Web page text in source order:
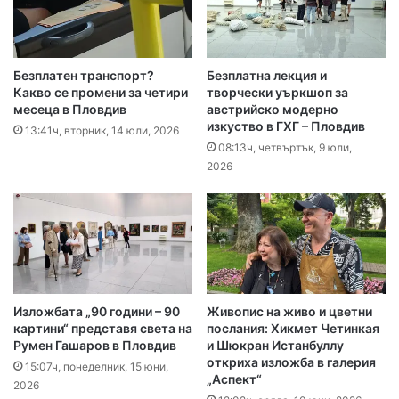
Безплатен транспорт?
Какво се промени за четири
месеца в Пловдив
13:41ч, вторник, 14 юли, 2026
Безплатна лекция и
творчески уъркшоп за
австрийско модерно
изкуство в ГХГ – Пловдив
08:13ч, четвъртък, 9 юли,
2026
Изложбата „90 години – 90
картини“ представя света на
Румен Гашаров в Пловдив
15:07ч, понеделник, 15 юни,
2026
Живопис на живо и цветни
послания: Хикмет Четинкая
и Шюкран Истанбуллу
откриха изложба в галерия
„Аспект“